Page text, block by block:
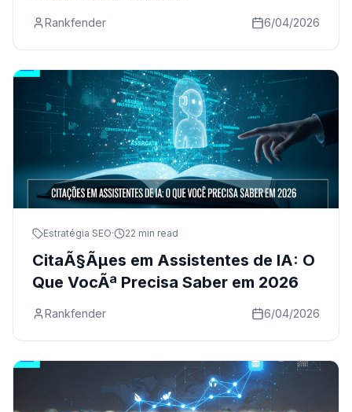
Rankfender 6/04/2026
Estratégia SEO· 22 min read
CitaÃ§Ãµes em Assistentes de IA: O
Que VocÃª Precisa Saber em 2026
Rankfender 6/04/2026